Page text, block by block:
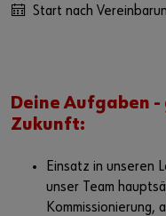
Start nach
Deine Aufgaben
Zukunft:
Einsatz in unseren
unser Team
Kommissionierung,